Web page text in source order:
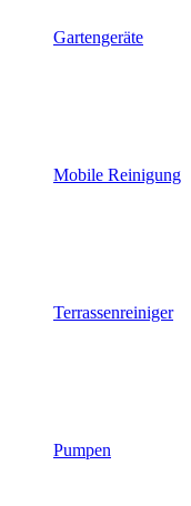
Gartengeräte
Mobile Reinigung
Terrassenreiniger
Pumpen